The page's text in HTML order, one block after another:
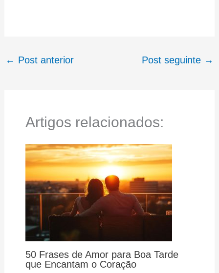
← Post anterior Post seguinte →
Artigos relacionados:
50 Frases de Amor para Boa Tarde
que Encantam o Coração